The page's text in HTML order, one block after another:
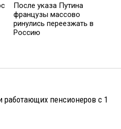
После указа Путина
французы массово
ринулись переезжать в
Россию
работающих пенсионеров с 1